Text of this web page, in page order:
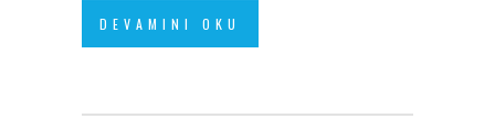
DEVAMINI OKU